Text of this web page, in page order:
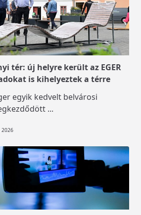
tér: új helyre került az EGER
is kihelyeztek a térre
egyik kedvelt belvárosi
...
2026